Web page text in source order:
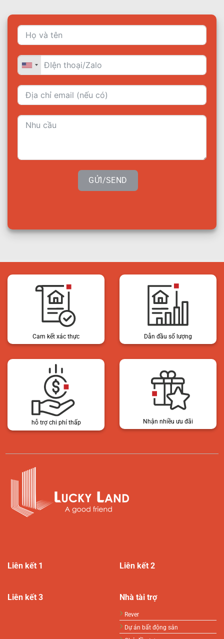
GỬI/SEND
Cam kết xác thực Dẫn đầu số lượng
hỗ trợ chi phí thấp Nhận nhiều ưu đãi
Liên kết 1 Liên kết 2
Liên kết 3 Nhà tài trợ
Rever
Dự án bất động sản